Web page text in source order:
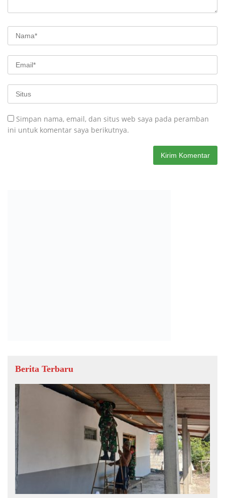
Simpan nama, email, dan situs web saya pada peramban
ini untuk komentar saya berikutnya.
Berita Terbaru